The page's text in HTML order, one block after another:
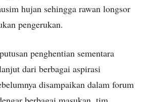
hujan sehingga rawan longsor
pengerukan.
penghentian sementara
dari berbagai aspirasi
disampaikan dalam forum